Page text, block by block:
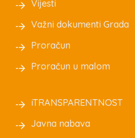
Vijesti
Važni dokumenti Grada
Proračun
Proračun u malom
iTRANSPARENTNOST
Javna nabava